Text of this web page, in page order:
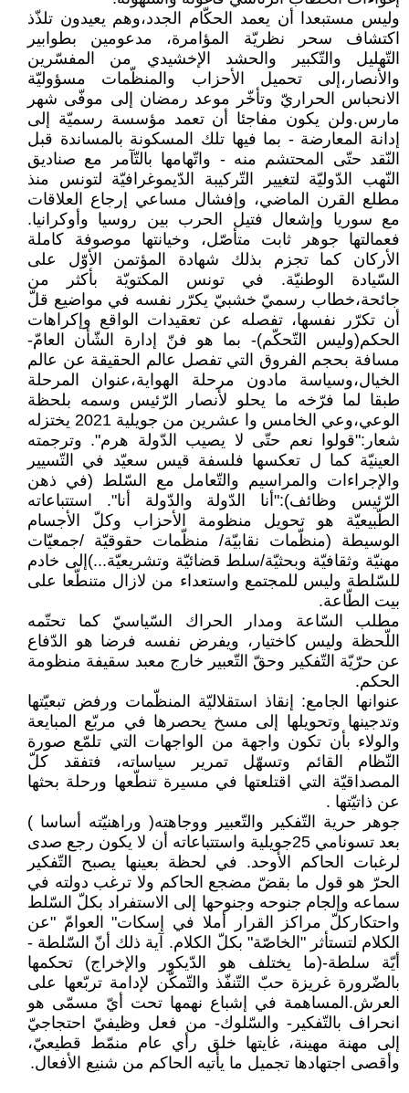
وليس مستبعدا أن يعمد الحكّام الجدد،وهم يعيدون تلذّذ
اكتشاف سحر نظريّة المؤامرة، مدعومين بطوابير
التّهليل والتّكبير والحشد الإخشيدي من المفسّرين
والأنصار،إلى تحميل الأحزاب والمنظّمات مسؤوليّة
الانحباس الحراريّ وتأخّر موعد رمضان إلى موفّى شهر
مارس.ولن يكون مفاجئا أن تعمد مؤسسة رسميّة إلى
إدانة المعارضة - بما فيها تلك المسكونة بالمساندة قبل
النّقد حتّى المحتشم منه - واتّهامها بالتّآمر مع صناديق
النّهب الدّوليّة لتغيير التّركيبة الدّيموغرافيّة لتونس منذ
مطلع القرن الماضي، وإفشال مساعي إرجاع العلاقات
مع سوريا وإشعال فتيل الحرب بين روسيا وأوكرانيا.
فعمالتها جوهر ثابت متأصّل، وخيانتها موصوفة كاملة
الأركان كما تجزم بذلك شهادة المؤتمن الأوّل على
السّيادة الوطنيّة. في تونس المكتويّة بأكثر من
جائحة،خطاب رسميّ خشبيّ يكرّر نفسه في مواضيع قلّ
أن تكرّر نفسها، تفصله عن تعقيدات الواقع وإكراهات
الحكم(وليس التّحكّم)- بما هو فنّ إدارة الشّأن العامّ-
مسافة بحجم الفروق التي تفصل عالم الحقيقة عن عالم
الخيال،وسياسة مادون مرحلة الهواية،عنوان المرحلة
طبقا لما فرّخه ما يحلو لأنصار الرّئيس وسمه بلحظة
الوعي،وعي الخامس وا عشرين من جويلية 2021 يختزله
شعار:"قولوا نعم حتّى لا يصيب الدّولة هرم". وترجمته
العينيّة كما ل تعكسها فلسفة قيس سعيّد في التّسيير
والإجراءات والمراسيم والتّعامل مع السّلط (في ذهن
الرّئيس وظائف):"أنا الدّولة والدّولة أنا". استتباعاته
الطّبيعيّة هو تحويل منظومة الأحزاب وكلّ الأجسام
الوسيطة (منظّمات نقابيّة/ منظّمات حقوقيّة /جمعيّات
مهنيّة وثقافيّة وبحثيّة/سلط قضائيّة وتشريعيّة...)إلى خادم
للسّلطة وليس للمجتمع واستعداء من لازال متنطّعا على
بيت الطّاعة.
مطلب السّاعة ومدار الحراك السّياسيّ كما تحتّمه
اللّحظة وليس كاختيار، ويفرض نفسه فرضا هو الدّفاع
عن حرّيّة التّفكير وحقّ التّعبير خارج معبد سقيفة منظومة
الحكم.
عنوانها الجامع: إنقاذ استقلاليّة المنظّمات ورفض تبعيّتها
وتدجينها وتحويلها إلى مسخ يحصرها في مربّع المبايعة
والولاء بأن تكون واجهة من الواجهات التي تلمّع صورة
النّظام القائم وتسهّل تمرير سياساته، فتفقد كلّ
المصداقيّة التي اقتلعتها في مسيرة تنطّعها ورحلة بحثها
عن ذاتيّتها .
جوهر حرية التّفكير والتّعبير ووجاهته( وراهنيّته أساسا )
بعد تسونامي 25جويلية واستتباعاته أن لا يكون رجع صدى
لرغبات الحاكم الأوحد. في لحظة بعينها يصبح التّفكير
الحرّ هو قول ما بقضّ مضجع الحاكم ولا ترغب دولته في
سماعه وإلجام جنوحه وجنوحها إلى الاستفراد بكلّ السّلط
واحتكاركلّ مراكز القرار أملا في إسكات" العوامّ "عن
الكلام لتستأثر "الخاصّة" بكلّ الكلام. آية ذلك أنّ السّلطة -
أيّة سلطة-(ما يختلف هو الدّيكور والإخراج) تحكمها
بالضّرورة غريزة حبّ التّنفّذ والتّمكّن لإدامة تربّعها على
العرش.المساهمة في إشباع نهمها تحت أيّ مسمّى هو
انحراف بالتّفكير- والسّلوك- من فعل وظيفيّ احتجاجيّ
إلى مهنة مهينة، غايتها خلق رأي عام منمّط قطيعيّ،
وأقصى اجتهادها تجميل ما يأتيه الحاكم من شنيع الأفعال.